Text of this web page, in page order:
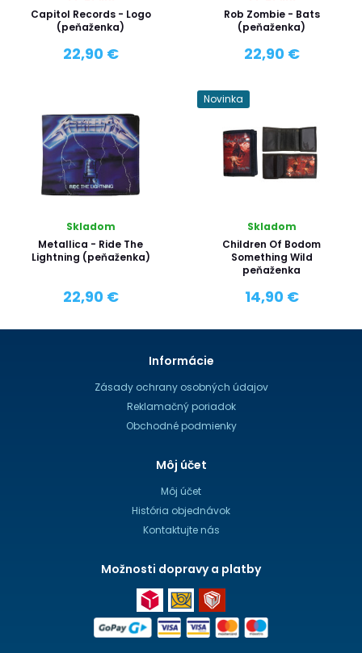
Capitol Records - Logo
(peňaženka)
22,90 €
Rob Zombie - Bats
(peňaženka)
22,90 €
Skladom
Metallica - Ride The
Lightning (peňaženka)
22,90 €
Novinka
Skladom
Children Of Bodom
Something Wild
peňaženka
14,90 €
Informácie
Zásady ochrany osobných údajov
Reklamačný poriadok
Obchodné podmienky
Môj účet
Môj účet
História objednávok
Kontaktujte nás
Možnosti dopravy a platby